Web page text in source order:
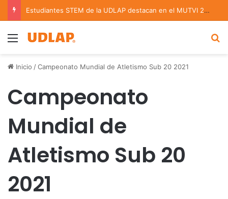
Estudiantes STEM de la UDLAP destacan en el MUTVI 2026
Menu
Inicio /Campeonato Mundial de Atletismo Sub 20 2021
Campeonato
Mundial de
Atletismo Sub 20
2021